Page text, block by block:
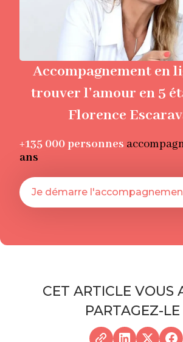
Accompagnement en
trouver l’amour en 5
Florence
+135 000 personnes
ans
Je démarre
CET ARTICLE VOUS
PARTAGEZ-LE